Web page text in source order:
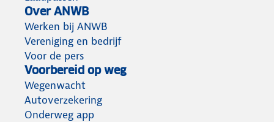
Over ANWB
Werken bij ANWB
Vereniging en bedrijf
Voor de pers
Voorbereid op weg
Wegenwacht
Autoverzekering
Onderweg app